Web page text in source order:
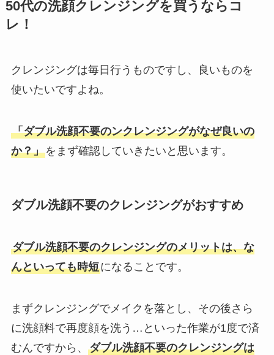
50代の洗顔クレンジングを買うならコ
レ！
クレンジングは毎日行うものですし、良いものを
使いたいですよね。
「ダブル洗顔不要のンクレンジングがなぜ良いの
か？」をまず確認していきたいと思います。
ダブル洗顔不要のクレンジングがおすすめ
ダブル洗顔不要のクレンジングのメリットは、な
んといっても時短になることです。
まずクレンジングでメイクを落とし、その後さら
に洗顔料で再度顔を洗う…といった作業が1度で済
むんですから、 ダブル洗顔不要のクレンジングは